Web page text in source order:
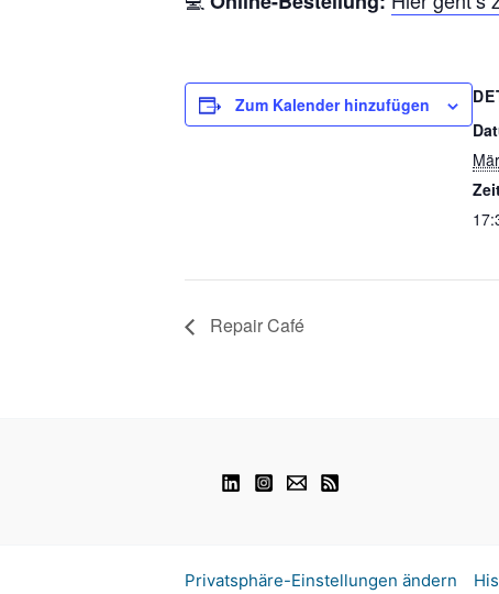
Zum Kalender hinzufügen
Repair Café
Privatsphäre-Einstellungen ändern